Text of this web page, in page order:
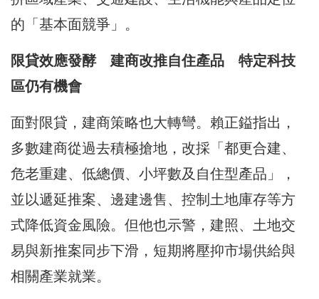
的「基本面競爭」。
限貸效應發酵 建商改推自住產品 特定科技
區仍有機會
面對限貸，建商策略也大轉彎。賴正鎰指出，
多數建商從過去積極搶地，改採「都更合建、
危老重建、低總價、小坪數及自住型產品」，
並以遞延推案、邊建邊售、控制土地庫存等方
式降低資金風險。但他也示警，建照、土地交
易與新推案同步下滑，短期將壓抑市場供給與
相關產業就業。